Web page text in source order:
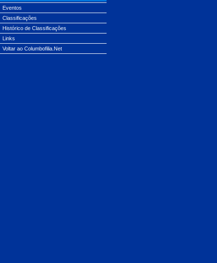
Eventos
Classificações
Histórico de Classificações
Links
Voltar ao Columbofilia.Net